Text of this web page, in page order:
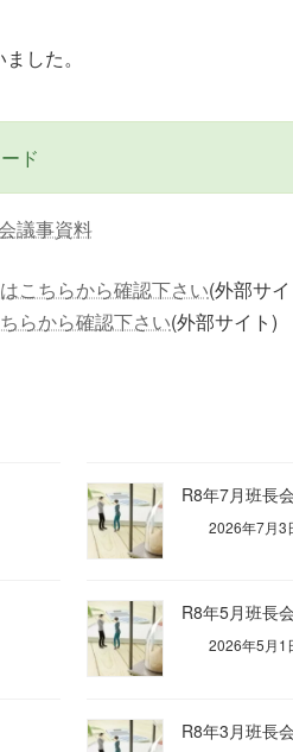
した。
ド
議事資料
こちらから確認下さい(外部サ
らから確認下さい(外部サイト)
R8年7月班長
2026年7月3
R8年5月班長
2026年5月1
R8年3月班長